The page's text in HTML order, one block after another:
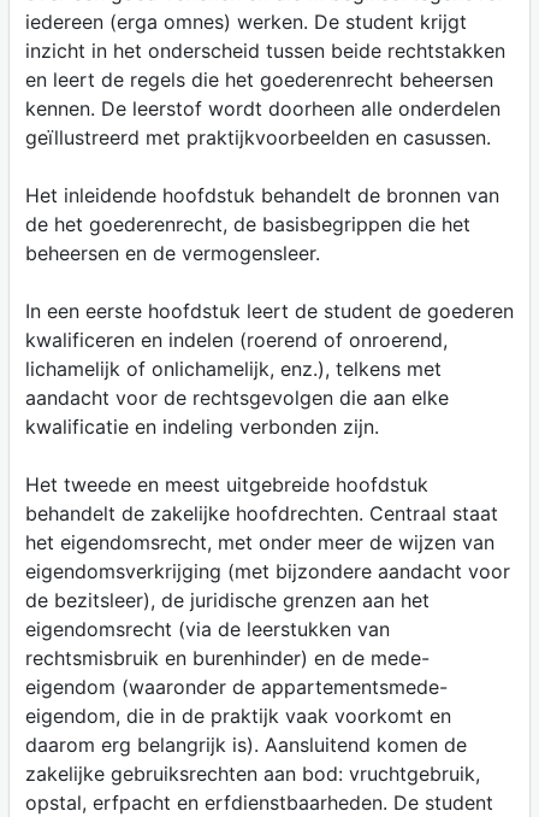
iedereen (erga omnes) werken. De student krijgt
inzicht in het onderscheid tussen beide rechtstakken
en leert de regels die het goederenrecht beheersen
kennen. De leerstof wordt doorheen alle onderdelen
geïllustreerd met praktijkvoorbeelden en casussen.
Het inleidende hoofdstuk behandelt de bronnen van
de het goederenrecht, de basisbegrippen die het
beheersen en de vermogensleer.
In een eerste hoofdstuk leert de student de goederen
kwalificeren en indelen (roerend of onroerend,
lichamelijk of onlichamelijk, enz.), telkens met
aandacht voor de rechtsgevolgen die aan elke
kwalificatie en indeling verbonden zijn.
Het tweede en meest uitgebreide hoofdstuk
behandelt de zakelijke hoofdrechten. Centraal staat
het eigendomsrecht, met onder meer de wijzen van
eigendomsverkrijging (met bijzondere aandacht voor
de bezitsleer), de juridische grenzen aan het
eigendomsrecht (via de leerstukken van
rechtsmisbruik en burenhinder) en de mede-
eigendom (waaronder de appartementsmede-
eigendom, die in de praktijk vaak voorkomt en
daarom erg belangrijk is). Aansluitend komen de
zakelijke gebruiksrechten aan bod: vruchtgebruik,
opstal, erfpacht en erfdienstbaarheden. De student